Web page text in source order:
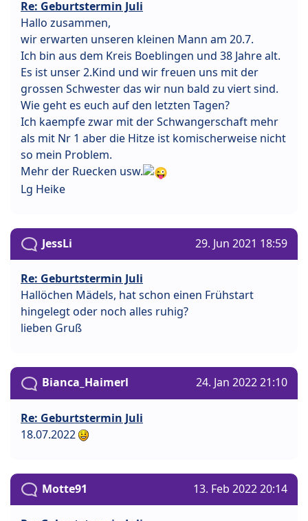
Re: Geburtstermin Juli
Hallo zusammen,
wir erwarten unseren kleinen Mann am 20.7.
Ich bin aus dem Kreis Boeblingen und 38 Jahre alt.
Es ist unser 2.Kind und wir freuen uns mit der
grossen Schwester das wir nun bald zu viert sind.
Wie geht es euch auf den letzten Tagen?
Ich kaempfe zwar mit der Schwangerschaft mehr
als mit Nr 1 aber die Hitze ist komischerweise nicht
so mein Problem.
Mehr der Ruecken usw.
Lg Heike
JessLi 29. Jun 2021 18:59
Re: Geburtstermin Juli
Hallöchen Mädels, hat schon einen Frühstart
hingelegt oder noch alles ruhig?
lieben Gruß
Bianca_Haimerl 24. Jan 2022 21:10
Re: Geburtstermin Juli
18.07.2022
Motte91 13. Feb 2022 20:14